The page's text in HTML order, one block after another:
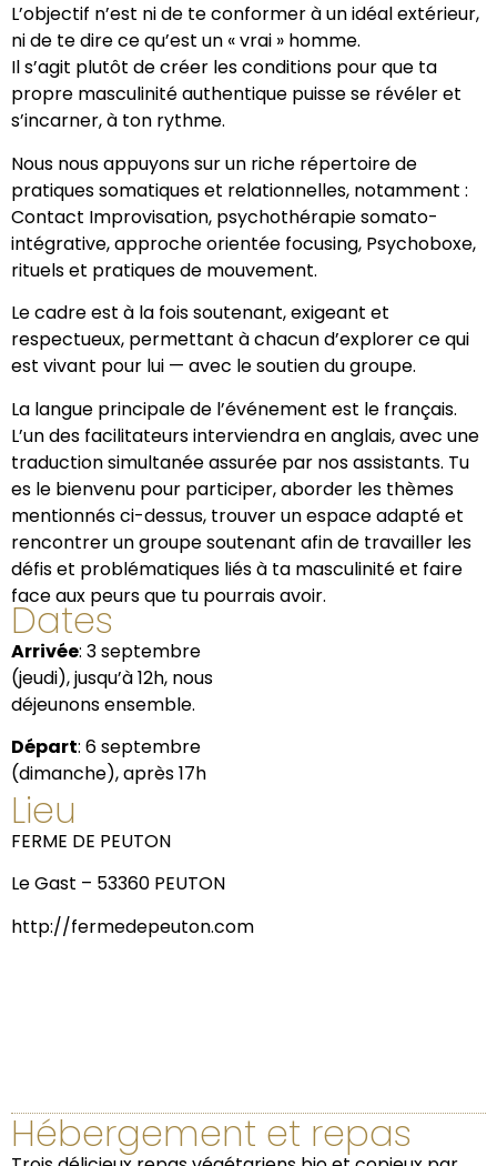
L’objectif n’est ni de te conformer à un idéal extérieur,
ni de te dire ce qu’est un « vrai » homme.
Il s’agit plutôt de créer les conditions pour que ta
propre masculinité authentique puisse se révéler et
s’incarner, à ton rythme.
Nous nous appuyons sur un riche répertoire de
pratiques somatiques et relationnelles, notamment :
Contact Improvisation, psychothérapie somato-
intégrative, approche orientée focusing, Psychoboxe,
rituels et pratiques de mouvement.
Le cadre est à la foissoutenant, exigeant et
respectueux, permettant à chacun d’explorer ce qui
est vivant pour lui — avec le soutien du groupe.
La langue principale de l’événement est le français.
L’un des facilitateurs interviendra en anglais, avec une
traduction simultanée assurée par nos assistants. Tu
es le bienvenu pour participer, aborder les thèmes
mentionnés ci-dessus, trouver un espace adapté et
rencontrer un groupe soutenant afin de travailler les
défis et problématiques liés à ta masculinité et faire
face aux peurs que tu pourrais avoir.
Dates
Arrivée: 3 septembre
(jeudi), jusqu’à 12h, nous
déjeunons ensemble.
Départ: 6 septembre
(dimanche), après 17h
Lieu
FERME DE PEUTON
Le Gast – 53360 PEUTON
http://fermedepeuton.com
Hébergement et repas